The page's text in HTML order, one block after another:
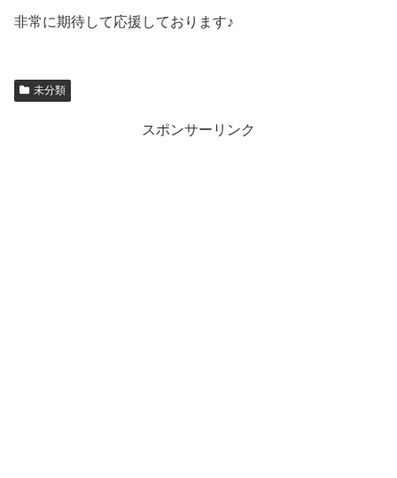
非常に期待して応援しております♪
未分類
スポンサーリンク